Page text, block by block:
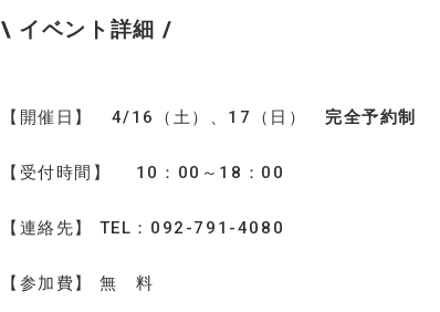
\ イベント詳細 /
【開催日】 4/16（土）、17（日） 完全予約制
【受付時間】 10：00～18：00
【連絡先】 TEL：092-791-4080
【参加費】 無 料